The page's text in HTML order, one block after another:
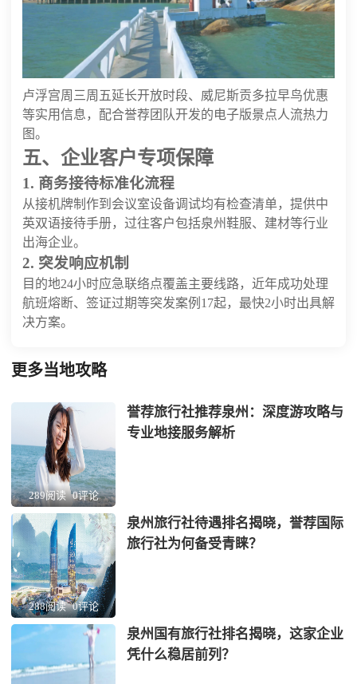
卢浮宫周三周五延长开放时段、威尼斯贡多拉早鸟优惠
等实用信息，配合誉荐团队开发的电子版景点人流热力
图。
五、企业客户专项保障
1. 商务接待标准化流程
从接机牌制作到会议室设备调试均有检查清单，提供中
英双语接待手册，过往客户包括泉州鞋服、建材等行业
出海企业。
2. 突发响应机制
目的地24小时应急联络点覆盖主要线路，近年成功处理
航班熔断、签证过期等突发案例17起，最快2小时出具解
决方案。
更多当地攻略
289阅读 0评论
誉荐旅行社推荐泉州：深度游攻略与
专业地接服务解析
288阅读 0评论
泉州旅行社待遇排名揭晓，誉荐国际
旅行社为何备受青睐？
泉州国有旅行社排名揭晓，这家企业
凭什么稳居前列？